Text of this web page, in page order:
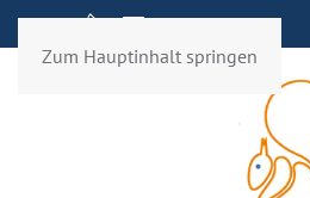
Zum Hauptinhalt springen